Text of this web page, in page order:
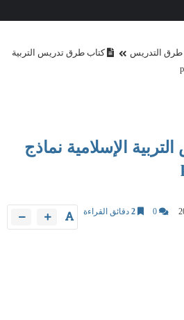
التدريس
كتاب طرق تدريس التربية
الإسلامية نماذج
0
2 دقائق القراءة